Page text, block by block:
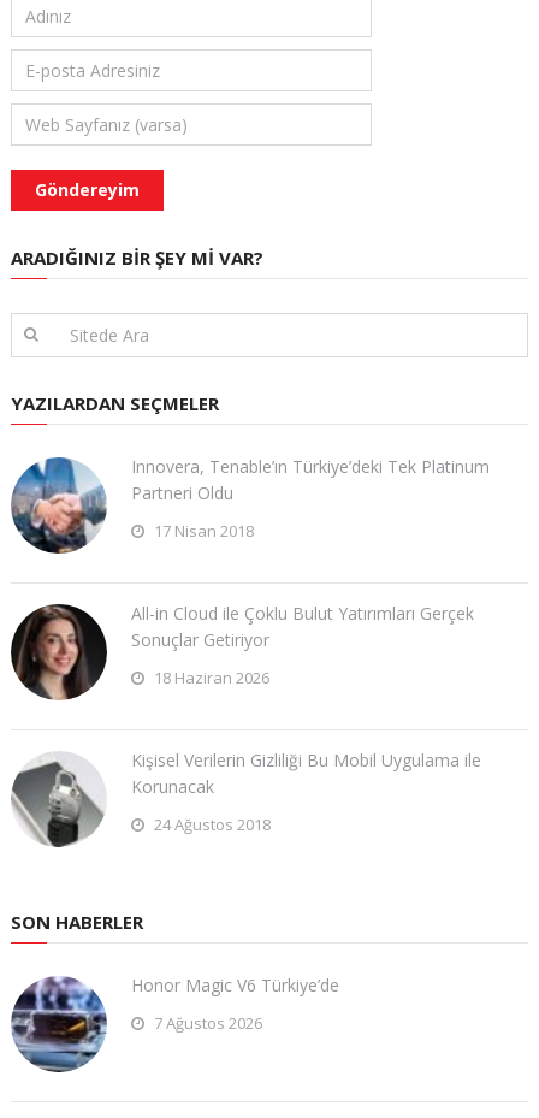
ARADIĞINIZ BIR ŞEY MI VAR?
YAZILARDAN SEÇMELER
​Innovera, Tenable’ın Türkiye’deki Tek Platinum
Partneri Oldu
17 Nisan 2018
All-in Cloud ile Çoklu Bulut Yatırımları Gerçek
Sonuçlar Getiriyor
18 Haziran 2026
Kişisel Verilerin Gizliliği Bu Mobil Uygulama ile
Korunacak
24 Ağustos 2018
SON HABERLER
Honor Magic V6 Türkiye’de
7 Ağustos 2026